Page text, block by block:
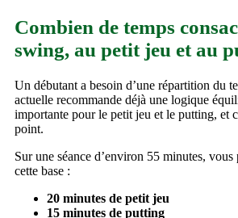
Combien de temps
swing, au petit jeu et au
Un débutant a besoin d’une répartition du
actuelle recommande déjà une logique
importante pour le petit jeu et le putting, et
point.
Sur une séance d’environ 55 minutes,
cette base :
20 minutes de petit jeu
15 minutes de putting